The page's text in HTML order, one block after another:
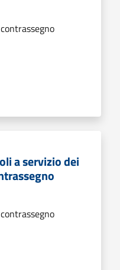
a servizio dei